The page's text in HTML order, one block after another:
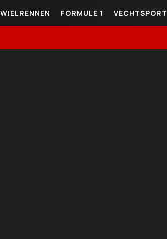
WIELRENNEN FORMULE 1 VECHTSPORT